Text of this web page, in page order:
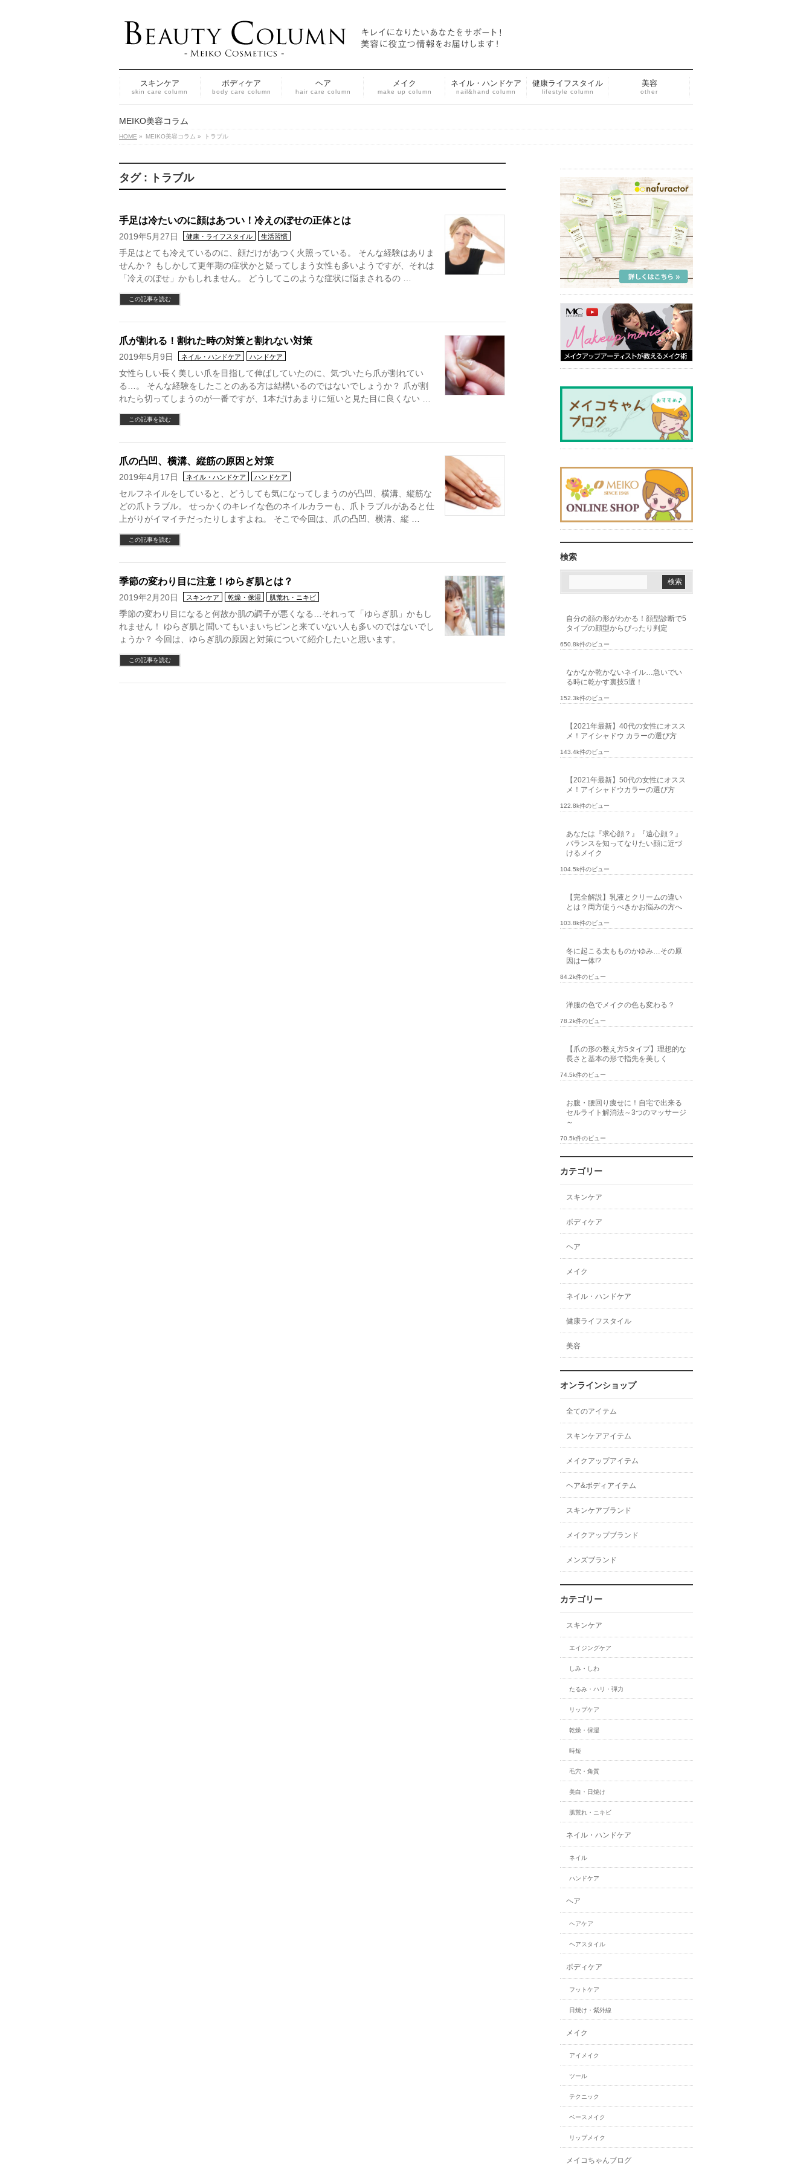
スキンケア
skin care column
ボディケア
body care column
ヘア
hair care column
メイク
make up column
ネイル・ハンドケア
nail&hand column
健康ライフスタイル
lifestyle column
美容
other
MEIKO美容コラム
HOME » MEIKO美容コラム » トラブル
タグ : トラブル
手足は冷たいのに顔はあつい！冷えのぼせの正体とは
2019年5月27日 健康・ライフスタイル 生活習慣
手足はとても冷えているのに、顔だけがあつく火照っている。 そんな経験はありま
せんか？ もしかして更年期の症状かと疑ってしまう女性も多いようですが、それは
「冷えのぼせ」かもしれません。 どうしてこのような症状に悩まされるの …
この記事を読む
爪が割れる！割れた時の対策と割れない対策
2019年5月9日 ネイル・ハンドケア ハンドケア
女性らしい長く美しい爪を目指して伸ばしていたのに、気づいたら爪が割れてい
る…。 そんな経験をしたことのある方は結構いるのではないでしょうか？ 爪が割
れたら切ってしまうのが一番ですが、1本だけあまりに短いと見た目に良くない …
この記事を読む
爪の凸凹、横溝、縦筋の原因と対策
2019年4月17日 ネイル・ハンドケア ハンドケア
セルフネイルをしていると、どうしても気になってしまうのが凸凹、横溝、縦筋な
どの爪トラブル。 せっかくのキレイな色のネイルカラーも、爪トラブルがあると仕
上がりがイマイチだったりしますよね。 そこで今回は、爪の凸凹、横溝、縦 …
この記事を読む
季節の変わり目に注意！ゆらぎ肌とは？
2019年2月20日 スキンケア 乾燥・保湿 肌荒れ・ニキビ
季節の変わり目になると何故か肌の調子が悪くなる…それって「ゆらぎ肌」かもし
れません！ ゆらぎ肌と聞いてもいまいちピンと来ていない人も多いのではないでし
ょうか？ 今回は、ゆらぎ肌の原因と対策について紹介したいと思います。
この記事を読む
検索
自分の顔の形がわかる！顔型診断で5
タイプの顔型からぴったり判定
650.8k件のビュー
なかなか乾かないネイル…急いでい
る時に乾かす裏技5選！
152.3k件のビュー
【2021年最新】40代の女性にオスス
メ！アイシャドウ カラーの選び方
143.4k件のビュー
【2021年最新】50代の女性にオスス
メ！アイシャドウカラーの選び方
122.8k件のビュー
あなたは『求心顔？』『遠心顔？』
バランスを知ってなりたい顔に近づ
けるメイク
104.5k件のビュー
【完全解説】乳液とクリームの違い
とは？両方使うべきかお悩みの方へ
103.8k件のビュー
冬に起こる太もものかゆみ…その原
因は一体!?
84.2k件のビュー
洋服の色でメイクの色も変わる？
78.2k件のビュー
【爪の形の整え方5タイプ】理想的な
長さと基本の形で指先を美しく
74.5k件のビュー
お腹・腰回り痩せに！自宅で出来る
セルライト解消法～3つのマッサージ
～
70.5k件のビュー
カテゴリー
スキンケア
ボディケア
ヘア
メイク
ネイル・ハンドケア
健康ライフスタイル
美容
オンラインショップ
全てのアイテム
スキンケアアイテム
メイクアップアイテム
ヘア&ボディアイテム
スキンケアブランド
メイクアップブランド
メンズブランド
カテゴリー
スキンケア
エイジングケア
しみ・しわ
たるみ・ハリ・弾力
リップケア
乾燥・保湿
時短
毛穴・角質
美白・日焼け
肌荒れ・ニキビ
ネイル・ハンドケア
ネイル
ハンドケア
ヘア
ヘアケア
ヘアスタイル
ボディケア
フットケア
日焼け・紫外線
メイク
アイメイク
ツール
テクニック
ベースメイク
リップメイク
メイコちゃんブログ